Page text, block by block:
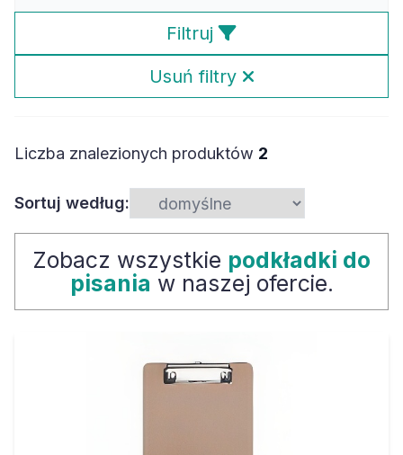
Filtruj
Usuń filtry
Liczba znalezionych produktów 2
Sortuj według:
Zobacz wszystkie podkładki do
pisania w naszej ofercie.